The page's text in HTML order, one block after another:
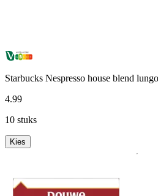
Starbucks Nespresso house blend
4.99
10 stuks
Kies